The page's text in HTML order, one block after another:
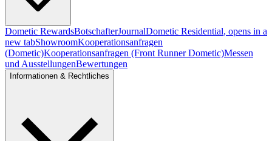
Dometic RewardsBotschafterJournalDometic Residential, opens in a
new tabShowroomKooperationsanfragen
(Dometic)Kooperationsanfragen (Front Runner Dometic)Messen
und AusstellungenBewertungen
Informationen & Rechtliches